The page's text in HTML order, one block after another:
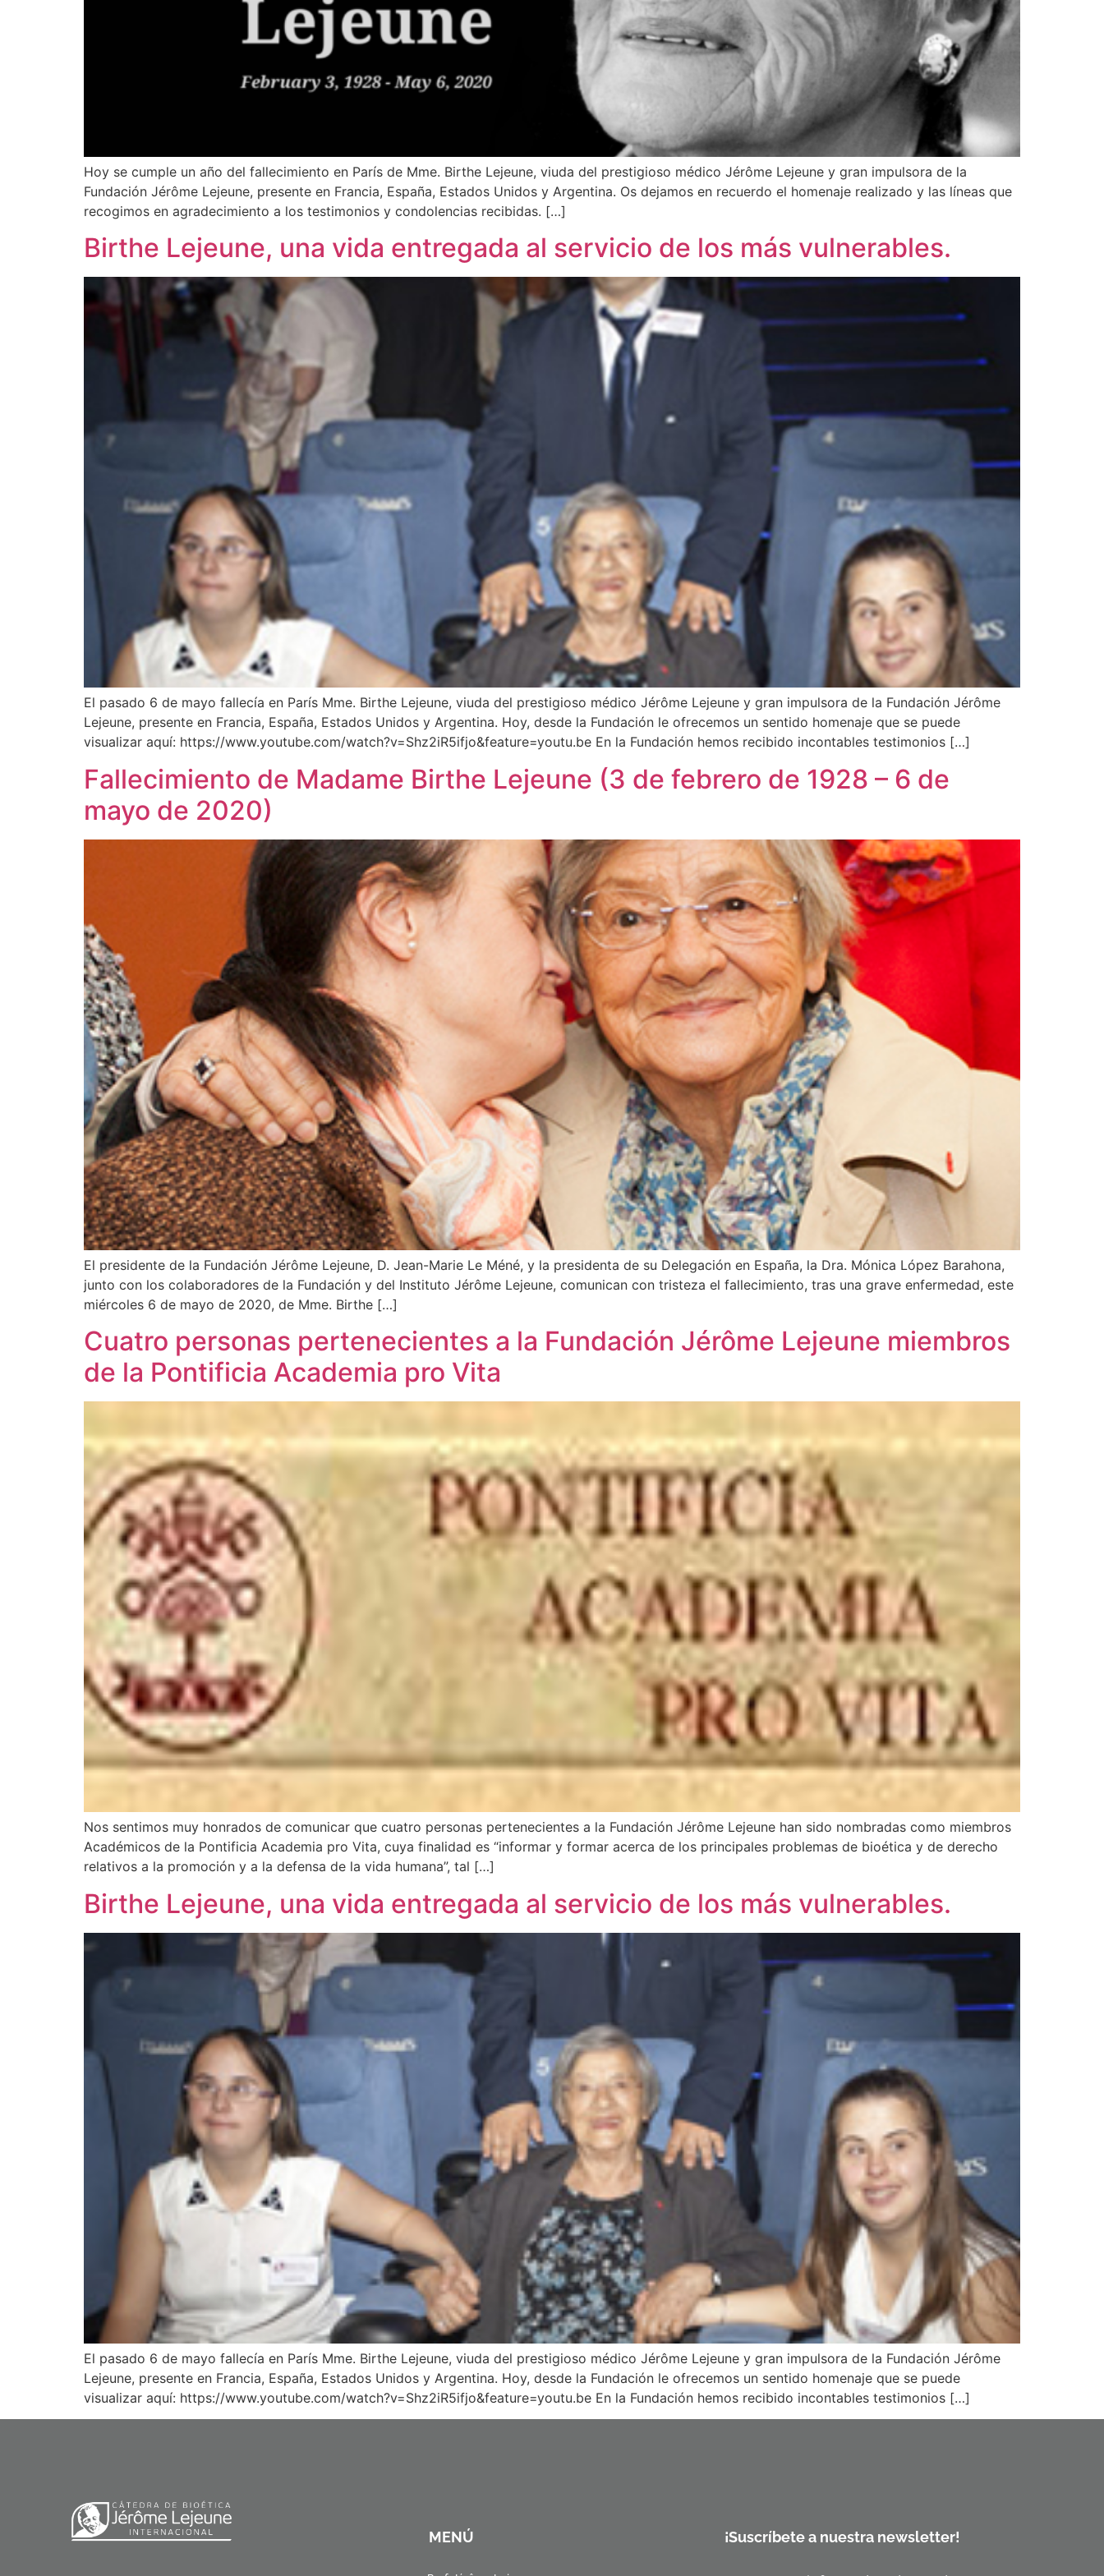
Hoy se cumple un año del fallecimiento en París de Mme. Birthe Lejeune, viuda del prestigioso médico Jérôme Lejeune y gran impulsora de la
Fundación Jérôme Lejeune, presente en Francia, España, Estados Unidos y Argentina. Os dejamos en recuerdo el homenaje realizado y las líneas que
recogimos en agradecimiento a los testimonios y condolencias recibidas. […]
Birthe Lejeune, una vida entregada al servicio de los más vulnerables.
El pasado 6 de mayo fallecía en París Mme. Birthe Lejeune, viuda del prestigioso médico Jérôme Lejeune y gran impulsora de la Fundación Jérôme
Lejeune, presente en Francia, España, Estados Unidos y Argentina. Hoy, desde la Fundación le ofrecemos un sentido homenaje que se puede
visualizar aquí: https://www.youtube.com/watch?v=Shz2iR5ifjo&feature=youtu.be En la Fundación hemos recibido incontables testimonios […]
Fallecimiento de Madame Birthe Lejeune (3 de febrero de 1928 – 6 de
mayo de 2020)
El presidente de la Fundación Jérôme Lejeune, D. Jean-Marie Le Méné, y la presidenta de su Delegación en España, la Dra. Mónica López Barahona,
junto con los colaboradores de la Fundación y del Instituto Jérôme Lejeune, comunican con tristeza el fallecimiento, tras una grave enfermedad, este
miércoles 6 de mayo de 2020, de Mme. Birthe […]
Cuatro personas pertenecientes a la Fundación Jérôme Lejeune miembros
de la Pontificia Academia pro Vita
Nos sentimos muy honrados de comunicar que cuatro personas pertenecientes a la Fundación Jérôme Lejeune han sido nombradas como miembros
Académicos de la Pontificia Academia pro Vita, cuya finalidad es “informar y formar acerca de los principales problemas de bioética y de derecho
relativos a la promoción y a la defensa de la vida humana”, tal […]
Birthe Lejeune, una vida entregada al servicio de los más vulnerables.
El pasado 6 de mayo fallecía en París Mme. Birthe Lejeune, viuda del prestigioso médico Jérôme Lejeune y gran impulsora de la Fundación Jérôme
Lejeune, presente en Francia, España, Estados Unidos y Argentina. Hoy, desde la Fundación le ofrecemos un sentido homenaje que se puede
visualizar aquí: https://www.youtube.com/watch?v=Shz2iR5ifjo&feature=youtu.be En la Fundación hemos recibido incontables testimonios […]
MENÚ ¡Suscríbete a nuestra newsletter!